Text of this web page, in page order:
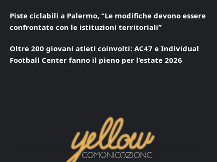
Piste ciclabili a Palermo, “Le modifiche devono essere
confrontate con le istituzioni territoriali”
Oltre 200 giovani atleti coinvolti: AC47 e Individual
Football Center fanno il pieno per l’estate 2026